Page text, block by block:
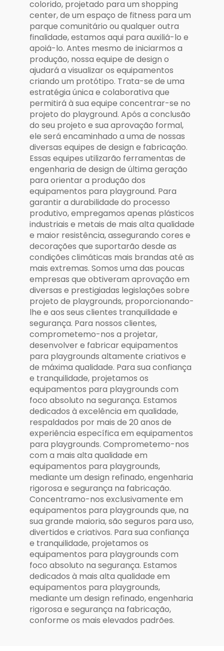
colorido, projetado para um shopping
center, de um espaço de fitness para um
parque comunitário ou qualquer outra
finalidade, estamos aqui para auxiliá-lo e
apoiá-lo. Antes mesmo de iniciarmos a
produção, nossa equipe de design o
ajudará a visualizar os equipamentos
criando um protótipo. Trata-se de uma
estratégia única e colaborativa que
permitirá à sua equipe concentrar-se no
projeto do playground. Após a conclusão
do seu projeto e sua aprovação formal,
ele será encaminhado a uma de nossas
diversas equipes de design e fabricação.
Essas equipes utilizarão ferramentas de
engenharia de design de última geração
para orientar a produção dos
equipamentos para playground. Para
garantir a durabilidade do processo
produtivo, empregamos apenas plásticos
industriais e metais de mais alta qualidade
e maior resistência, assegurando cores e
decorações que suportarão desde as
condições climáticas mais brandas até as
mais extremas. Somos uma das poucas
empresas que obtiveram aprovação em
diversas e prestigiadas legislações sobre
projeto de playgrounds, proporcionando-
lhe e aos seus clientes tranquilidade e
segurança. Para nossos clientes,
comprometemo-nos a projetar,
desenvolver e fabricar equipamentos
para playgrounds altamente criativos e
de máxima qualidade. Para sua confiança
e tranquilidade, projetamos os
equipamentos para playgrounds com
foco absoluto na segurança. Estamos
dedicados à excelência em qualidade,
respaldados por mais de 20 anos de
experiência específica em equipamentos
para playgrounds. Comprometemo-nos
com a mais alta qualidade em
equipamentos para playgrounds,
mediante um design refinado, engenharia
rigorosa e segurança na fabricação.
Concentramo-nos exclusivamente em
equipamentos para playgrounds que, na
sua grande maioria, são seguros para uso,
divertidos e criativos. Para sua confiança
e tranquilidade, projetamos os
equipamentos para playgrounds com
foco absoluto na segurança. Estamos
dedicados à mais alta qualidade em
equipamentos para playgrounds,
mediante um design refinado, engenharia
rigorosa e segurança na fabricação,
conforme os mais elevados padrões.